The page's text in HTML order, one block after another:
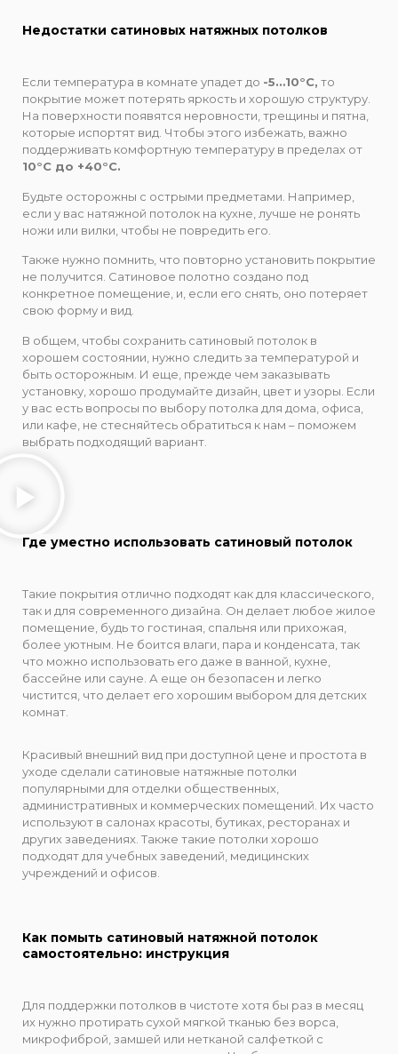
Недостатки сатиновых натяжных потолков
Если температура в комнате упадет до -5…10°С, то
покрытие может потерять яркость и хорошую структуру.
На поверхности появятся неровности, трещины и пятна,
которые испортят вид. Чтобы этого избежать, важно
поддерживать комфортную температуру в пределах от
10°С до +40°С.
Будьте осторожны с острыми предметами. Например,
если у вас натяжной потолок на кухне, лучше не ронять
ножи или вилки, чтобы не повредить его.
Также нужно помнить, что повторно установить покрытие
не получится. Сатиновое полотно создано под
конкретное помещение, и, если его снять, оно потеряет
свою форму и вид.
В общем, чтобы сохранить сатиновый потолок в
хорошем состоянии, нужно следить за температурой и
быть осторожным. И еще, прежде чем заказывать
установку, хорошо продумайте дизайн, цвет и узоры. Если
у вас есть вопросы по выбору потолка для дома, офиса,
или кафе, не стесняйтесь обратиться к нам – поможем
выбрать подходящий вариант.
Где уместно использовать сатиновый потолок
Такие покрытия отлично подходят как для классического,
так и для современного дизайна. Он делает любое жилое
помещение, будь то гостиная, спальня или прихожая,
более уютным. Не боится влаги, пара и конденсата, так
что можно использовать его даже в ванной, кухне,
бассейне или сауне. А еще он безопасен и легко
чистится, что делает его хорошим выбором для детских
комнат.
Красивый внешний вид при доступной цене и простота в
уходе сделали сатиновые натяжные потолки
популярными для отделки общественных,
административных и коммерческих помещений. Их часто
используют в салонах красоты, бутиках, ресторанах и
других заведениях. Также такие потолки хорошо
подходят для учебных заведений, медицинских
учреждений и офисов.
Как помыть сатиновый натяжной потолок
самостоятельно: инструкция
Для поддержки потолков в чистоте хотя бы раз в месяц
их нужно протирать сухой мягкой тканью без ворса,
микрофиброй, замшей или нетканой салфеткой с